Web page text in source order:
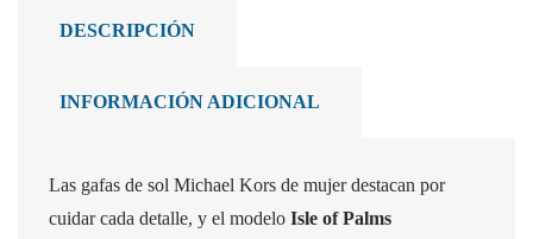
DESCRIPCIÓN
INFORMACIÓN ADICIONAL
Las gafas de sol Michael Kors de mujer destacan por
cuidar cada detalle, y el modelo Isle of Palms